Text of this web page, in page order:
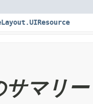
サマリー